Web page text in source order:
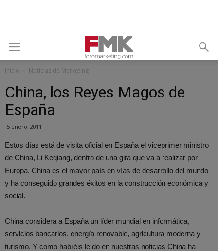
Inicio Noticias de Marketing
China, los Reyes Magos de
España
5 enero, 2011
Estos días está de visita oficial en España el viceprimer ministro
de China, Li Keqiang, dentro de una gira que va a realizar por
Europa. China es el mayor país en vías de desarrollo del mundo
y ha conseguido grandes éxitos en la construcción económica y
social.
China considera a España un líder mundial en informática,
servicios bancarios, energía renovable, agricultura moderna y
turismo. Y como habréis leído en nuestras noticias China ha